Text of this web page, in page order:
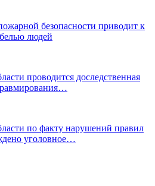
безопасности приводит к
людей
проводится доследственная
по факту нарушений правил
уголовное…